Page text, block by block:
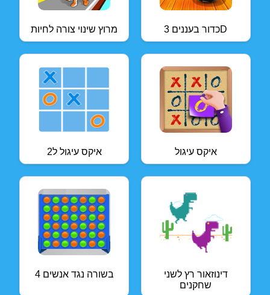
מרוץ שינוי צורה לחיות כדור בעננים 3D
איקס עיגול ל2 איקס עיגול
4 בשורה נגד אנשים
דינוזאור רץ לשני
שחקנים